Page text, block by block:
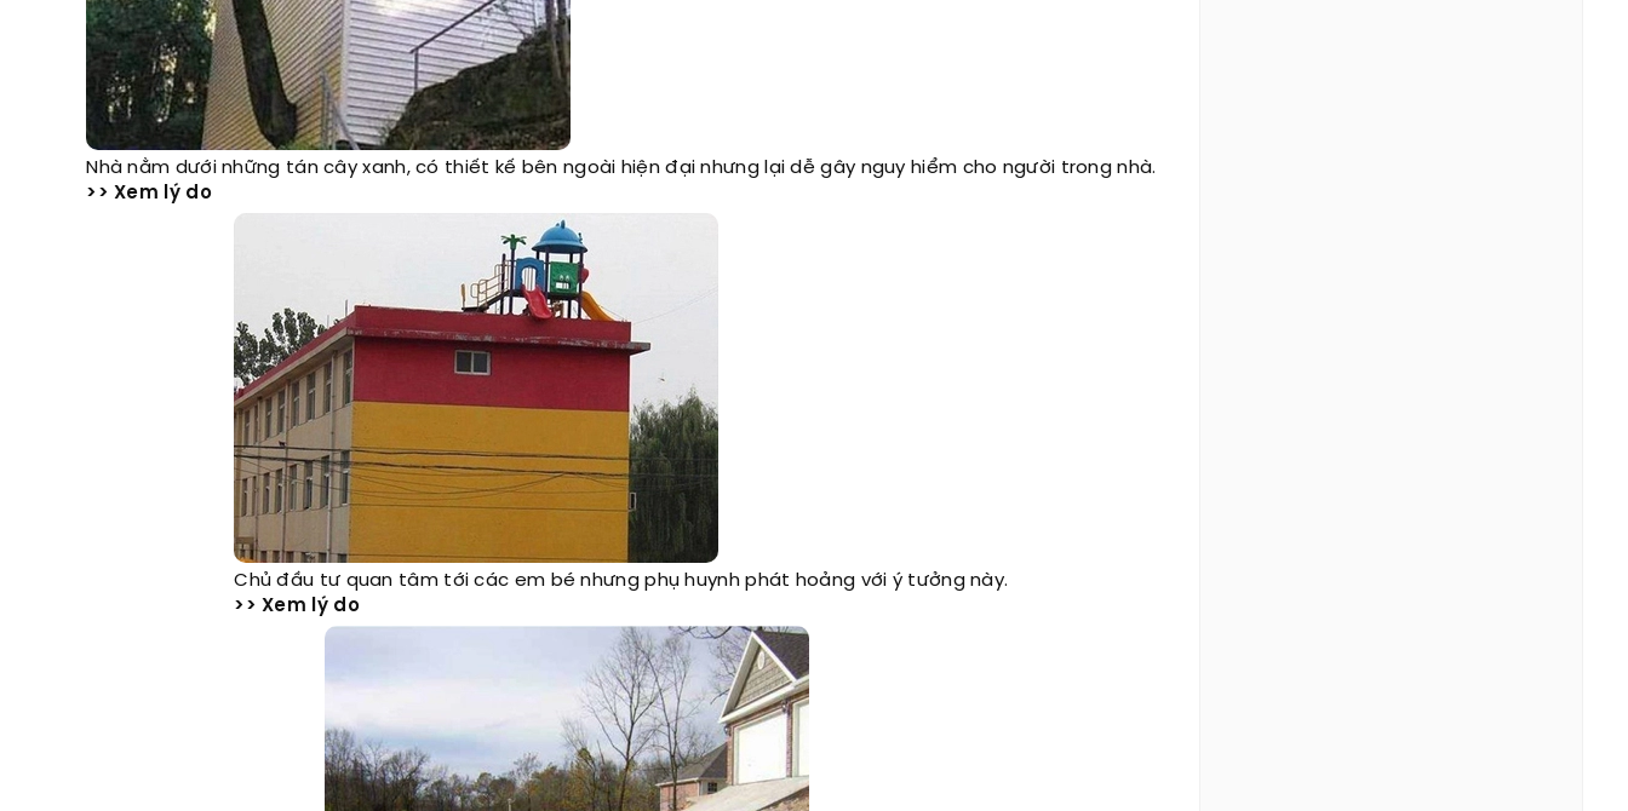
Nhà nằm dưới những tán cây xanh, có thiết kế bên ngoài hiện đại nhưng lại dễ gây nguy hiểm cho người trong nhà.
>> Xem lý do
Chủ đầu tư quan tâm tới các em bé nhưng phụ huynh phát hoảng với ý tưởng này.
>> Xem lý do